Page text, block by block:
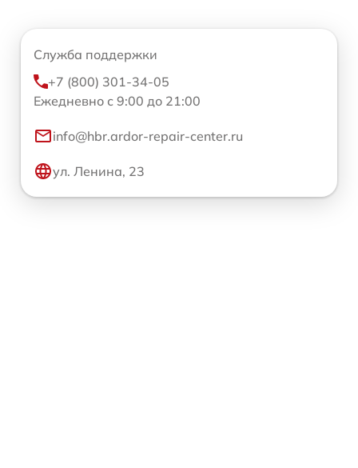
Служба поддержки
+7 (800) 301-34-05
Ежедневно с 9:00 до 21:00
info@hbr.ardor-repair-center.ru
ул. Ленина, 23